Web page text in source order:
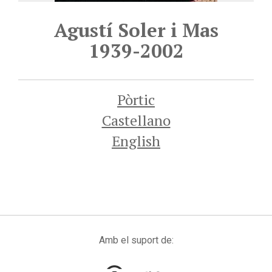
Agustí Soler i Mas
1939-2002
Pòrtic
Castellano
English
Amb el suport de: